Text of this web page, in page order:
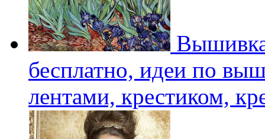
бесплатно, идеи по
лентами, крестиком,